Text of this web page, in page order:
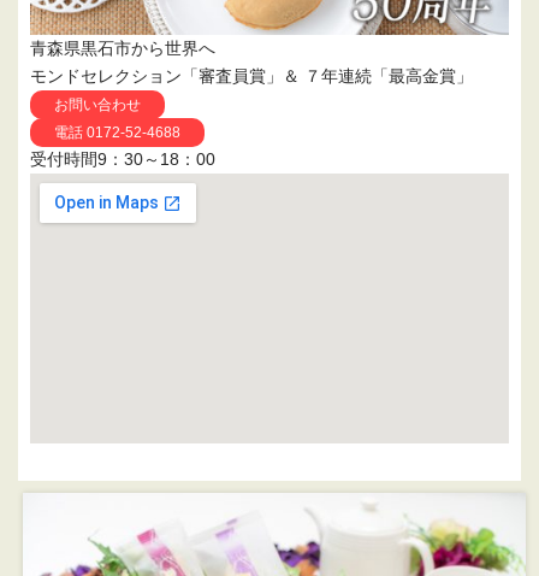
青森県黒石市から世界へ
モンドセレクション「審査員賞」＆ ７年連続「最高金賞」
お問い合わせ
電話 0172-52-4688
受付時間9：30～18：00